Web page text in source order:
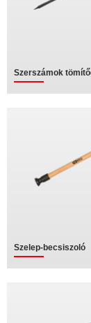
Szerszámok
Szelep-becsiszoló